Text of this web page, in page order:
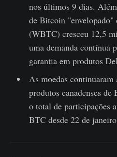
nos últimos 9 dias.
de Bitcoin "envelopado"
(WBTC) cresceu 12,5
uma demanda contínua
garantia em produtos
As moedas
produtos canadenses
o total de participações
BTC desde 22 de